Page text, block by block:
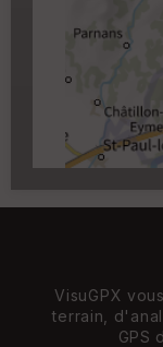
Carroyage
VisuGPX
terrain,
GPS